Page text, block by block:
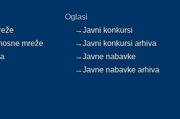
mreže
Oglasi
→Javni konkursi
→Javni konkursi arhiva
→Javne nabavke
→Javne nabavke arhiva